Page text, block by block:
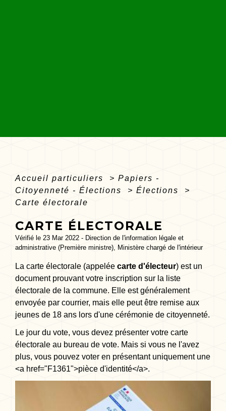
Accueil particuliers > Papiers -
Citoyenneté - Élections
> Élections
>
Carte électorale
CARTE ÉLECTORALE
Vérifié le 23 Mar 2022 - Direction de l'information légale et
administrative (Première ministre), Ministère chargé de l'intérieur
La carte électorale (appelée carte d'électeur) est un
document prouvant votre inscription sur la liste
électorale de la commune. Elle est généralement
envoyée par courrier, mais elle peut être remise aux
jeunes de 18 ans lors d'une cérémonie de citoyenneté.
Le jour du vote, vous devez présenter votre carte
électorale au bureau de vote. Mais si vous ne l'avez
plus, vous pouvez voter en présentant uniquement une
<a href="F1361">pièce d'identité</a>.